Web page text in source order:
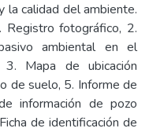
la calidad del ambiente.
Registro fotográfico, 2.
ambiental en el
3. Mapa de ubicación
de suelo, 5. Informe de
información de pozo
de identificación de